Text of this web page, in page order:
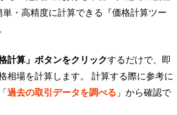
・高精度に計算できる『価格計算ツー
計算」ボタンをクリックするだけで、即
相場を計算します。 計算する際に参考に
過去の取引データを調べる 」から確認で